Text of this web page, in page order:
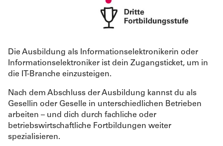
Die Ausbildung als Informationselektronikerin oder
Informationselektroniker ist dein Zugangsticket, um in
die IT-Branche einzusteigen.
Nach dem Abschluss der Ausbildung kannst du als
Gesellin oder Geselle in unterschiedlichen Betrieben
arbeiten – und dich durch fachliche oder
betriebswirtschaftliche Fortbildungen weiter
spezialisieren.